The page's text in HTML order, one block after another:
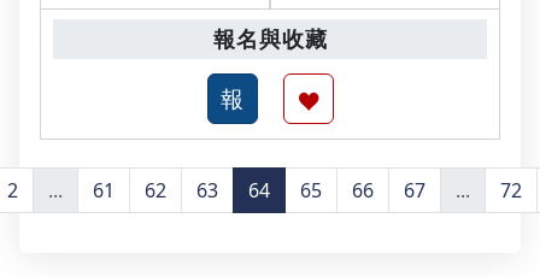
2 ... 61 62 63 64 65 66 67 ... 72